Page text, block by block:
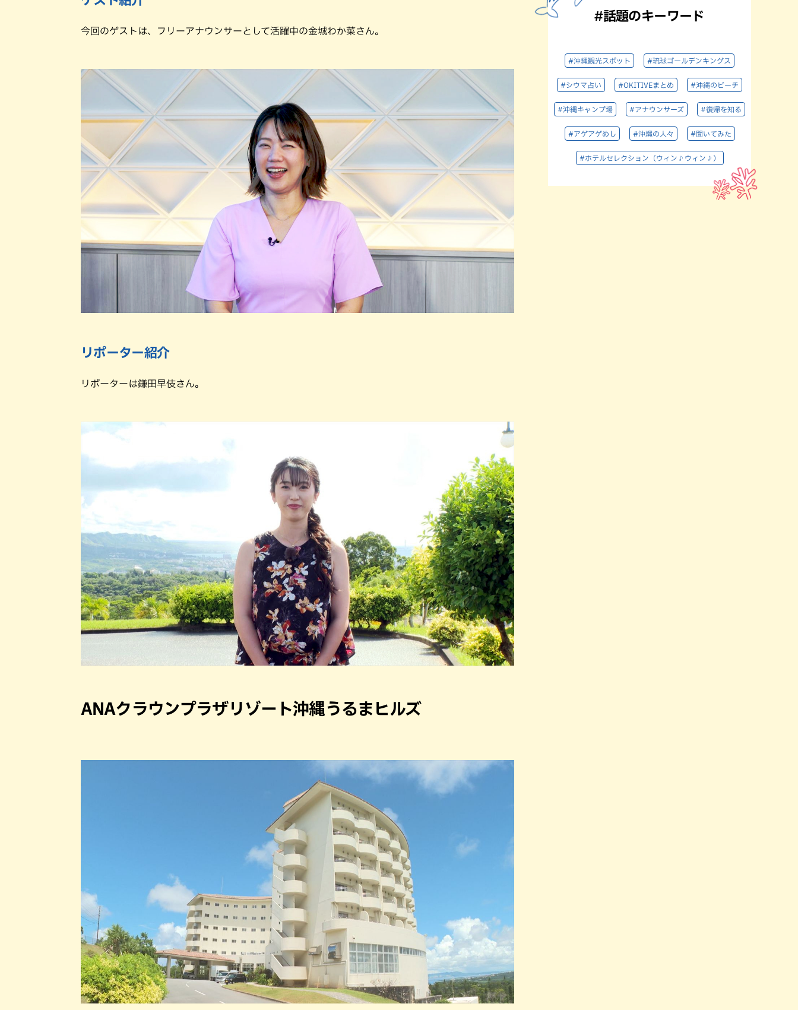
今回のゲストは、フリーアナウンサーとして活躍中の金城わか菜さん。
リポーター紹介
リポーターは鎌田早伎さん。
ANAクラウンプラザリゾート沖縄うるまヒルズ
#話題のキーワード
#沖縄観光スポット #琉球ゴールデンキングス
#シウマ占い #OKITIVEまとめ #沖縄のビーチ
#沖縄キャンプ場 #アナウンサーズ #復帰を知る
#アゲアゲめし #沖縄の人々 #聞いてみた
#ホテルセレクション（ウィン♪ウィン♪）